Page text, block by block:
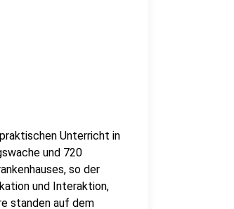
Unterricht in
und 720
so der
und Interaktion,
standen auf dem